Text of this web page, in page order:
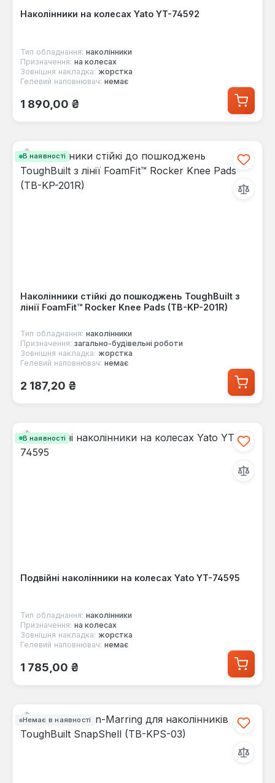
Наколінники на колесах Yato YT-74592
Тип обладнання: наколінники
Призначення: на колесах
Зовнішня накладка: жорстка
Гелевий наповнювач: немає
Звичайна ціна:
1 890,00 ₴
В наявності
Наколінники стійкі до пошкоджень ToughBuilt з
лінії FoamFit™ Rocker Knee Pads (TB-KP-201R)
Тип обладнання: наколінники
Призначення: загально-будівельні роботи
Зовнішня накладка: жорстка
Гелевий наповнювач: немає
Звичайна ціна:
2 187,20 ₴
В наявності
Подвійні наколінники на колесах Yato YT-74595
Тип обладнання: наколінники
Призначення: на колесах
Зовнішня накладка: жорстка
Гелевий наповнювач: немає
Звичайна ціна:
1 785,00 ₴
Немає в наявності